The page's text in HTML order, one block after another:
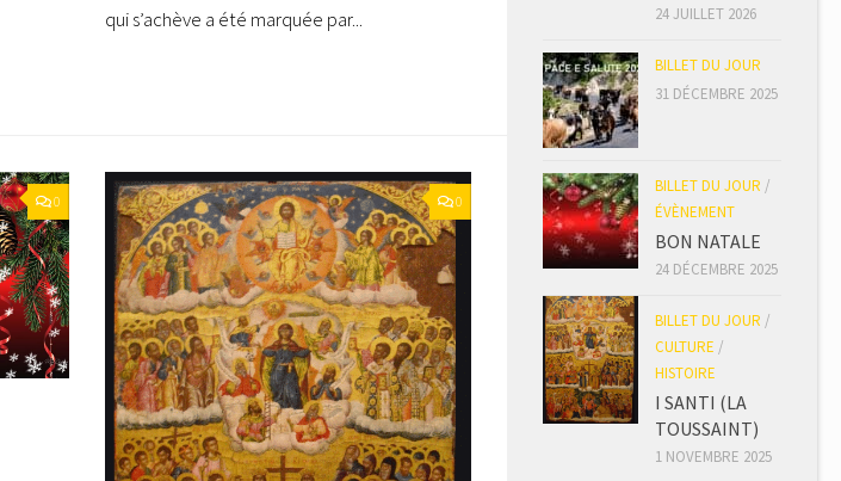
qui s’achève a été marquée par...
0 0
24 JUILLET 2026
BILLET DU JOUR
31 DÉCEMBRE 2025
BILLET DU JOUR /
ÉVÈNEMENT
BON NATALE
24 DÉCEMBRE 2025
BILLET DU JOUR /
CULTURE /
HISTOIRE
I SANTI (LA
TOUSSAINT)
1 NOVEMBRE 2025